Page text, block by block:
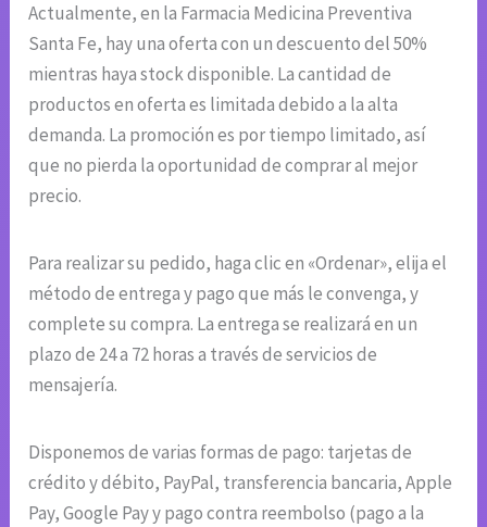
Actualmente, en la Farmacia Medicina Preventiva
Santa Fe, hay una oferta con un descuento del 50%
mientras haya stock disponible. La cantidad de
productos en oferta es limitada debido a la alta
demanda. La promoción es por tiempo limitado, así
que no pierda la oportunidad de comprar al mejor
precio.
Para realizar su pedido, haga clic en «Ordenar», elija el
método de entrega y pago que más le convenga, y
complete su compra. La entrega se realizará en un
plazo de 24 a 72 horas a través de servicios de
mensajería.
Disponemos de varias formas de pago: tarjetas de
crédito y débito, PayPal, transferencia bancaria, Apple
Pay, Google Pay y pago contra reembolso (pago a la